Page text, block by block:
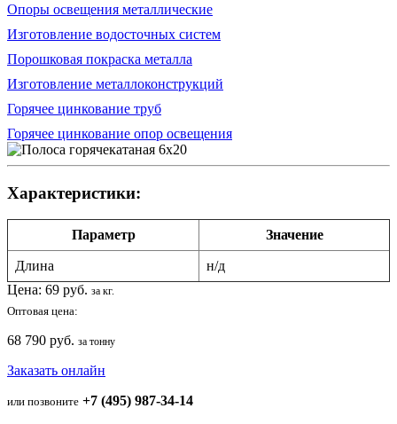
Опоры освещения металлические
Изготовление водосточных систем
Порошковая покраска металла
Изготовление металлоконструкций
Горячее цинкование труб
Горячее цинкование опор освещения
Характеристики:
Параметр Значение
Длина
н/д
Цена: 69 руб. за кг.
Оптовая цена:
68 790 руб. за тонну
Заказать онлайн
или позвоните +7 (495) 987-34-14